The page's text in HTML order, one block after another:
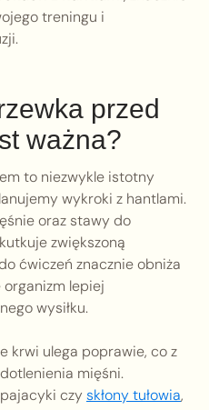
treningu i
przed
ważna?
to niezwykle istotny
wykroki z hantlami.
oraz stawy do
zwiększoną
ćwiczeń znacznie obniża
organizm lepiej
wysiłku.
krwi ulega poprawie, co z
mięśni.
czy skłony tułowia,